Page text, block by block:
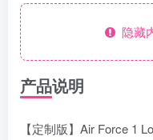
隐藏
产品说明
【定制版】Air Force 1